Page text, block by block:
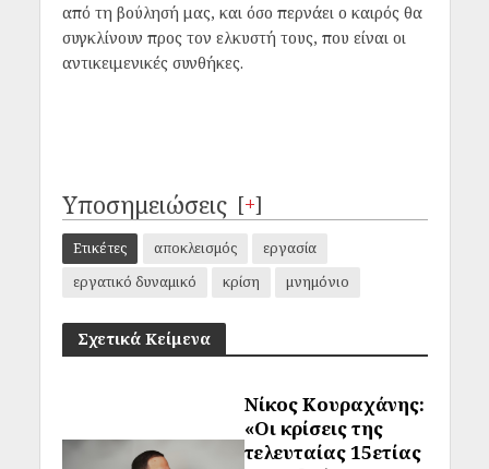
από τη βούλησή μας, και όσο περνάει ο καιρός θα
συγκλίνουν προς τον ελκυστή τους, που είναι οι
αντικειμενικές συνθήκες.
Υποσημειώσεις [+]
Ετικέτες αποκλεισμός
εργασία
εργατικό δυναμικό
κρίση μνημόνιο
Σχετικά Κείμενα
Νίκος Κουραχάνης:
«Οι κρίσεις της
τελευταίας 15ετίας